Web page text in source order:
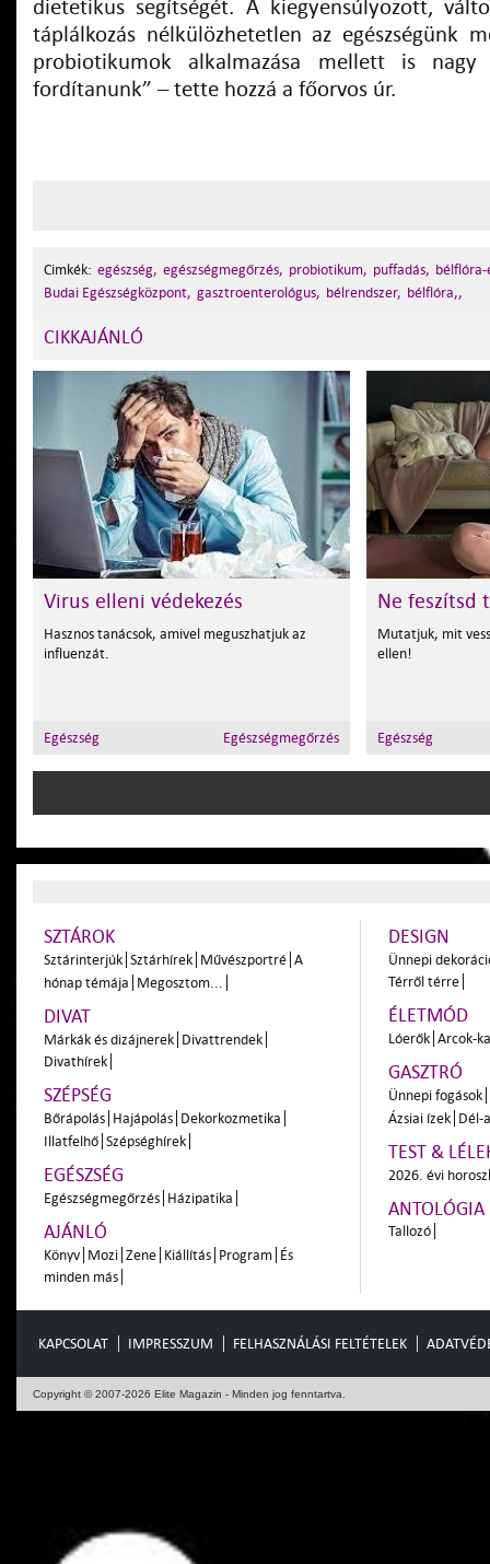
dietetikus segítségét. A kiegyensúlyozott,
táplálkozás nélkülözhetetlen az egészségünk
probiotikumok alkalmazása mellett is
fordítanunk” – tette hozzá a főorvos úr.
Cimkék: egészség, egészségmegőrzés, probiotikum, puffadás, bélflóra-
Budai Egészségközpont, gasztroenterológus, bélrendszer, bélflóra,,
CIKKAJÁNLÓ
Virus elleni védekezés
Hasznos tanácsok, amivel meguszhatjuk az
influenzát.
Egészség Egészségmegőrzés
Ne feszítsd
Mutatjuk, mit
ellen!
Egészség
SZTÁROK
Sztárinterjúk Sztárhírek Művészportré A
hónap témája Megosztom...
DIVAT
Márkák és dizájnerek Divattrendek
Divathírek
SZÉPSÉG
Bőrápolás Hajápolás Dekorkozmetika
Illatfelhő Szépséghírek
EGÉSZSÉG
Egészségmegőrzés Házipatika
AJÁNLÓ
Könyv Mozi Zene Kiállítás Program És
minden más
DESIGN
Ünnepi
Térről térre
ÉLETMÓD
Lóerők Arcok-
GASZTRÓ
Ünnepi fogások
Ázsiai ízek Dél-
TEST &
2026. évi
ANTOLÓGIA
Tallozó
KAPCSOLAT IMPRESSZUM FELHASZNÁLÁSI FELTÉTELEK
Copyright © 2007-2026 Elite Magazin - Minden jog fenntartva.